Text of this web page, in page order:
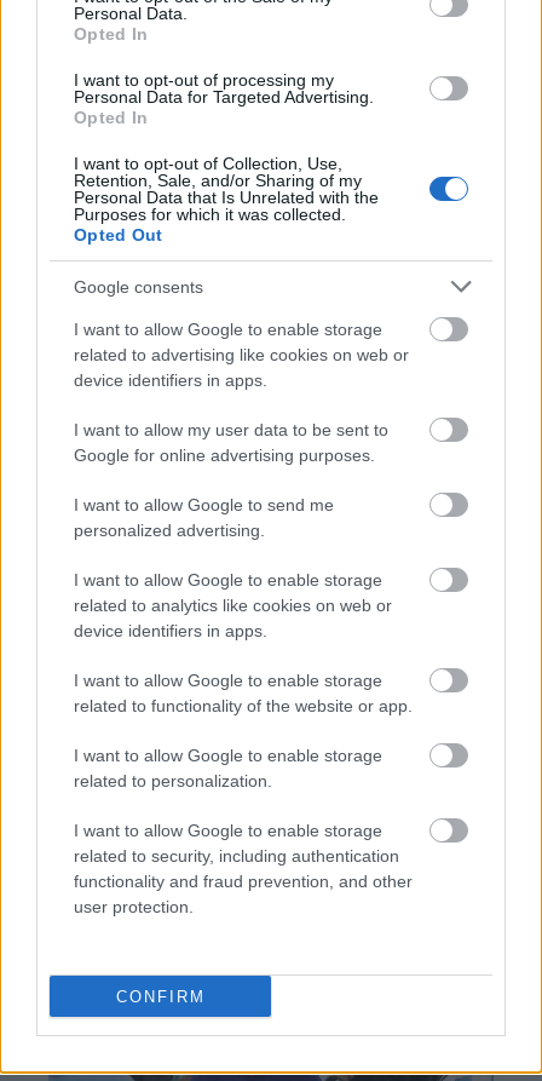
Personal Data.
Opted In
I want to opt-out of processing my
Personal Data for Targeted Advertising.
Opted In
I want to opt-out of Collection, Use,
Retention, Sale, and/or Sharing of my
Personal Data that Is Unrelated with the
Purposes for which it was collected.
Opted Out
Google consents
I want to allow Google to enable storage
related to advertising like cookies on web or
device identifiers in apps.
I want to allow my user data to be sent to
Google for online advertising purposes.
I want to allow Google to send me
personalized advertising.
I want to allow Google to enable storage
related to analytics like cookies on web or
device identifiers in apps.
I want to allow Google to enable storage
related to functionality of the website or app.
I want to allow Google to enable storage
related to personalization.
I want to allow Google to enable storage
related to security, including authentication
functionality and fraud prevention, and other
user protection.
CONFIRM
Διαβάζονται αυτή τη στιγμή
Η χώρα που ζει το δημογραφικό μας μέλλον
προβλέπεται να χάσει το 30% του πληθυσμού
της μέχρι το 2070
Ακαθάριστα οικόπεδα: Τι γίνεται όταν ο
ιδιοκτήτης δεν τα καθαρίσει - Πώς κινούνται
δήμοι και ΠΣ, ποιος πληρώνει τον λογαριασμό
έναρξη μιας επικίνδυνης εποχής
κυβερνοεπιθέσεων με AI
TAGS: ΓΣΕΕ Συλλογικές συμβάσεις εργασίας (ΣΣΕ)
BEST OF INTERNET